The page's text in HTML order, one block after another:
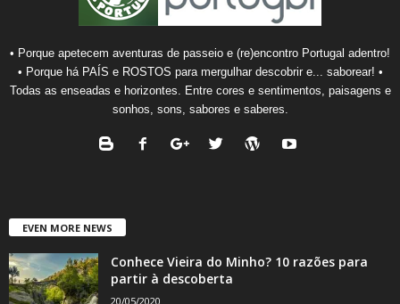
• Porque apetecem aventuras de passeio e (re)encontro Portugal adentro!
• Porque há PAÍS e ROSTOS para mergulhar descobrir e... saborear! •
Todas as enseadas e horizontes. Entre cores e sentimentos, paisagens e
sonhos, sons, sabores e saberes.
EVEN MORE NEWS
Conhece Vieira do Minho? 10 razões para
partir à descoberta
20/05/2020